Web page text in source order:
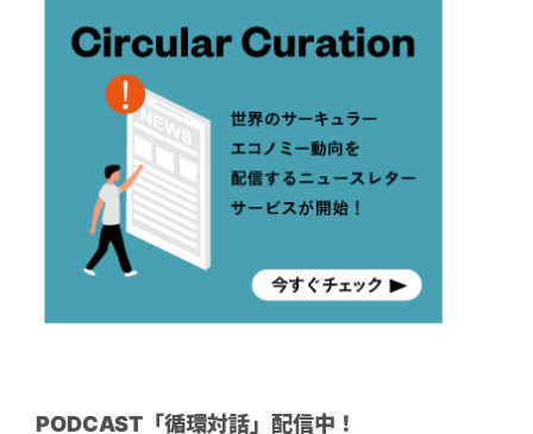
PODCAST「循環対話」配信中！